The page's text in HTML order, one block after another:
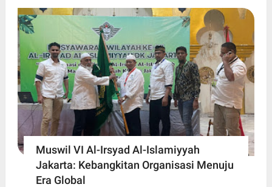
Muswil VI Al-Irsyad Al-Islamiyyah
Jakarta: Kebangkitan Organisasi Menuju
Era Global